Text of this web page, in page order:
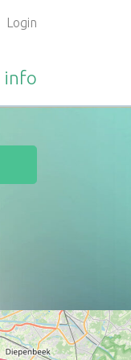
Login
info